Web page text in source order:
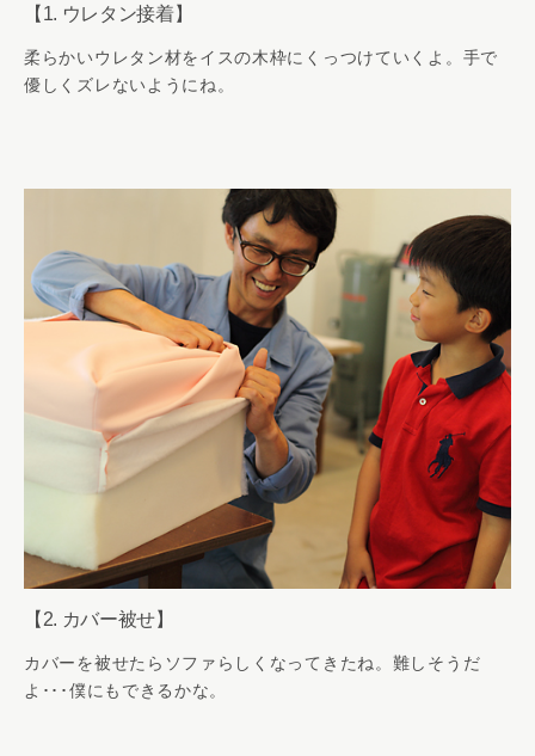
【1. ウレタン接着】
柔らかいウレタン材をイスの木枠にくっつけていくよ。手で
優しくズレないようにね。
【2. カバー被せ】
カバーを被せたらソファらしくなってきたね。難しそうだ
よ･･･僕にもできるかな。